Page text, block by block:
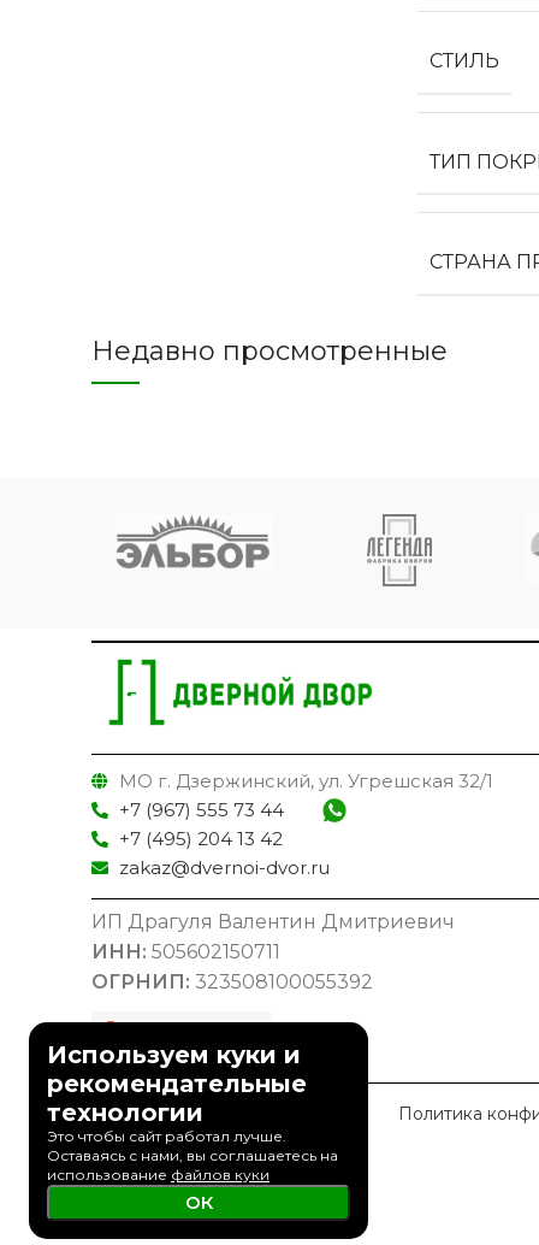
СТИЛЬ
ТИП
СТРАНА
Недавно просмотренные
МО г. Дзержинский, ул. Угрешская 32/1
+7 (967) 555 73 44
+7 (495) 204 13 42
zakaz@dvernoi-dvor.ru
ИП Драгуля Валентин Дмитриевич
ИНН: 505602150711
ОГРНИП: 323508100055392
© 2023 Дверной Двор Политика
Используем куки и
рекомендательные
технологии
Это чтобы сайт работал лучше.
Оставаясь с нами, вы соглашаетесь на
использование файлов куки
ОК